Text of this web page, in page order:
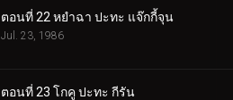
ตอนที่ 22 หยำฉา ปะทะ แจ๊กกี้จุน
Jul. 23, 1986
ตอนที่ 23 โกคู ปะทะ กีรัน